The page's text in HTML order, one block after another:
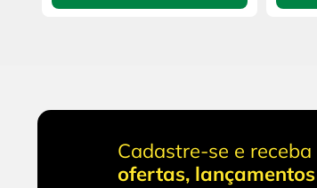
Cadastre-se e receba
ofertas,